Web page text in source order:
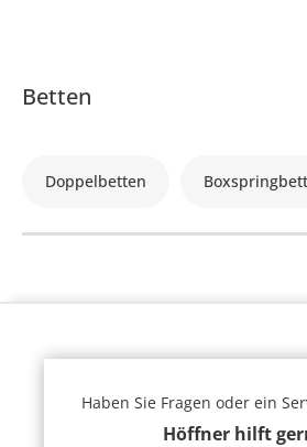
Betten
Doppelbetten
Haben Sie Fragen oder ein
Höffner hilft